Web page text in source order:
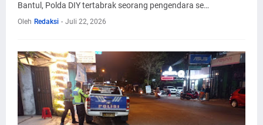
Bantul, Polda DIY tertabrak seorang pengendara se…
Oleh Redaksi - Juli 22, 2026